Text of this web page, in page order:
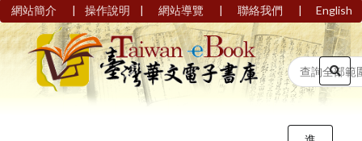
網站簡介 | 操作說明 | 網站導覽 | 聯絡我們 | English